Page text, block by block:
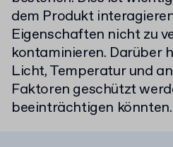
dem Produkt
Eigenschaften nicht zu
kontaminieren. Darüber
Licht, Temperatur und
Faktoren geschützt
beeinträchtigen könnten.